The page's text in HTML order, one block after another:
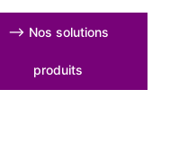
⟶ Nos solutions
produits